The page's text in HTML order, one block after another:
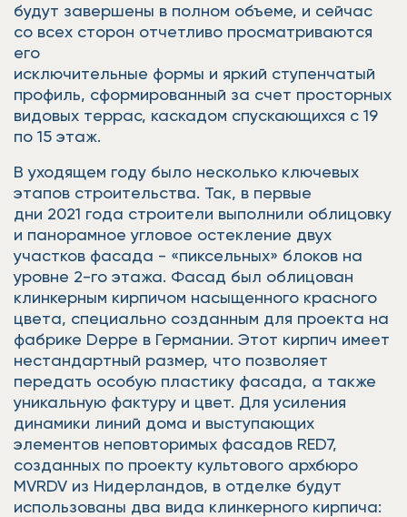
будут завершены в полном объеме, и сейчас
со всех сторон отчетливо просматриваются
его
исключительные формы и яркий ступенчатый
профиль, сформированный за счет просторных
видовых террас, каскадом спускающихся с 19
по 15 этаж.
В уходящем году было несколько ключевых
этапов строительства. Так, в первые
дни 2021 года строители выполнили облицовку
и панорамное угловое остекление двух
участков фасада - «пиксельных» блоков на
уровне 2-го этажа. Фасад был облицован
клинкерным кирпичом насыщенного красного
цвета, специально созданным для проекта на
фабрике Deppe в Германии. Этот кирпич имеет
нестандартный размер, что позволяет
передать особую пластику фасада, а также
уникальную фактуру и цвет. Для усиления
динамики линий дома и выступающих
элементов неповторимых фасадов RED7,
созданных по проекту культового архбюро
MVRDV из Нидерландов, в отделке будут
использованы два вида клинкерного кирпича: